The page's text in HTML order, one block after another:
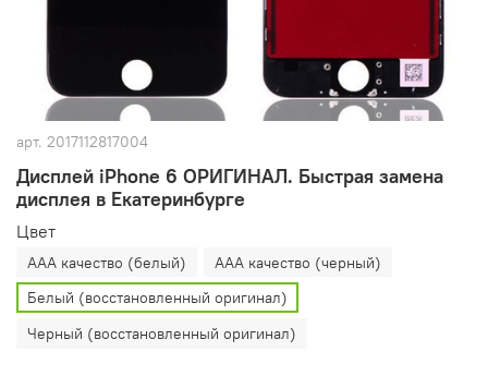
арт. 2017112817004
Дисплей iPhone 6 ОРИГИНАЛ. Быстрая замена
дисплея в Екатеринбурге
Цвет
AAA качество (белый)
AAA качество (черный)
Белый (восстановленный оригинал)
Черный (восстановленный оригинал)